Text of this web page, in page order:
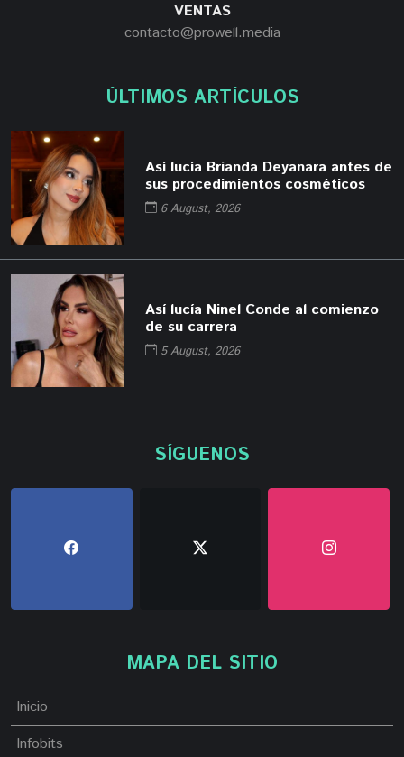
VENTAS
contacto@prowell.media
ÚLTIMOS ARTÍCULOS
Así lucía Brianda Deyanara antes de
sus procedimientos cosméticos
6 August, 2026
Así lucía Ninel Conde al comienzo
de su carrera
5 August, 2026
SÍGUENOS
MAPA DEL SITIO
Inicio
Infobits